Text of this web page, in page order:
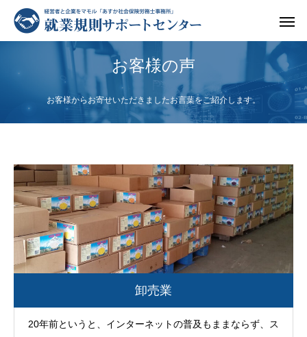
お客様の声
お客様からお寄せいただきましたお言葉をご紹介します。
卸売業
20年前というと、インターネットの普及もままならず、ス